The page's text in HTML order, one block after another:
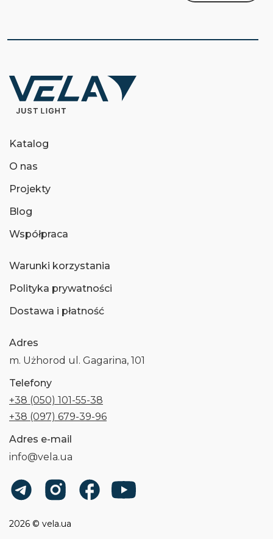
Katalog
O nas
Projekty
Blog
Współpraca
Warunki korzystania
Polityka prywatności
Dostawa i płatność
Adres
m. Użhorod ul. Gagarina, 101
Telefony
+38 (050) 101-55-38
+38 (097) 679-39-96
Adres e-mail
info@vela.ua
2026 © vela.ua